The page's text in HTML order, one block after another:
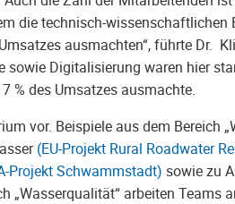
die technisch-wissenschaftlichen
ausmachten“, führte Dr.
Digitalisierung waren hier
% des Umsatzes ausmachte.
vor. Beispiele aus dem Bereich
(EU-Projekt Rural Roadwater
Projekt Schwammstadt) sowie zu
„Wasserqualität“ arbeiten Teams